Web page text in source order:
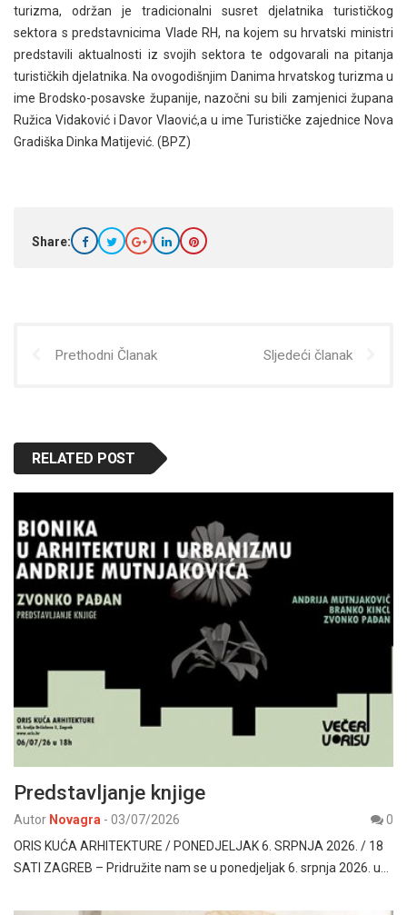
turizma, održan je tradicionalni susret djelatnika turističkog
sektora s predstavnicima Vlade RH, na kojem su hrvatski ministri
predstavili aktualnosti iz svojih sektora te odgovarali na pitanja
turističkih djelatnika. Na ovogodišnjim Danima hrvatskog turizma u
ime Brodsko-posavske županije, nazočni su bili zamjenici župana
Ružica Vidaković i Davor Vlaović,a u ime Turističke zajednice Nova
Gradiška Dinka Matijević. (BPZ)
Share:
Prethodni Članak Sljedeći članak
RELATED POST
Predstavljanje knjige
Autor Novagra - 03/07/2026
0
ORIS KUĆA ARHITEKTURE / PONEDJELJAK 6. SRPNJA 2026. / 18
SATI ZAGREB – Pridružite nam se u ponedjeljak 6. srpnja 2026. u…